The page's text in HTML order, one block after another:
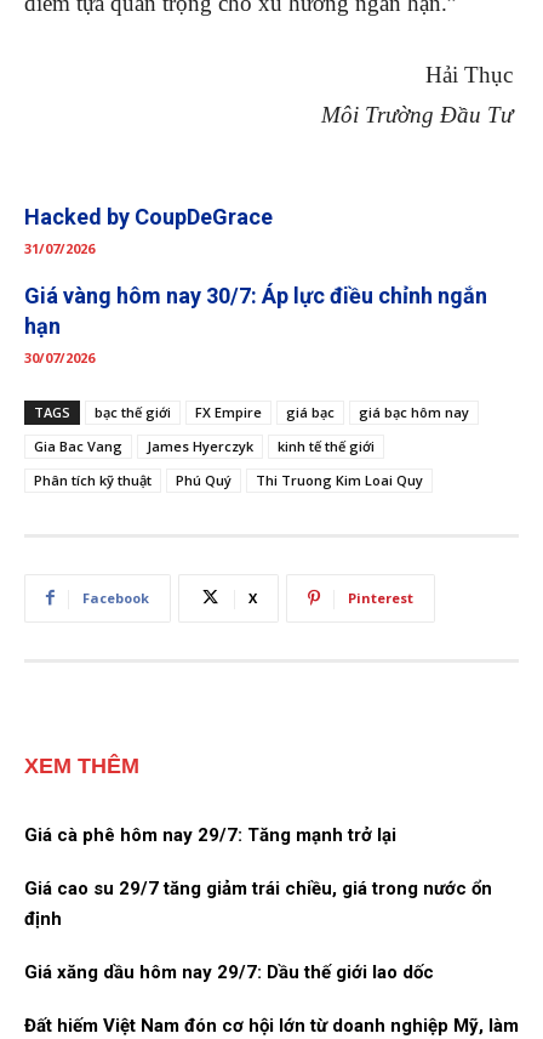
Hải Thục
Môi Trường Đầu Tư
Hacked by CoupDeGrace
31/07/2026
Giá vàng hôm nay 30/7: Áp lực điều chỉnh ngắn
hạn
30/07/2026
TAGS bạc thế giới FX Empire giá bạc
giá bạc hôm nay
Gia Bac Vang
James Hyerczyk
kinh tế thế giới
Phân tích kỹ thuật
Phú Quý Thi Truong Kim Loai Quy
Facebook X Pinterest
XEM THÊM
Giá cà phê hôm nay 29/7: Tăng mạnh trở lại
Giá cao su 29/7 tăng giảm trái chiều, giá trong nước ổn
định
Giá xăng dầu hôm nay 29/7: Dầu thế giới lao dốc
Đất hiếm Việt Nam đón cơ hội lớn từ doanh nghiệp Mỹ, làm